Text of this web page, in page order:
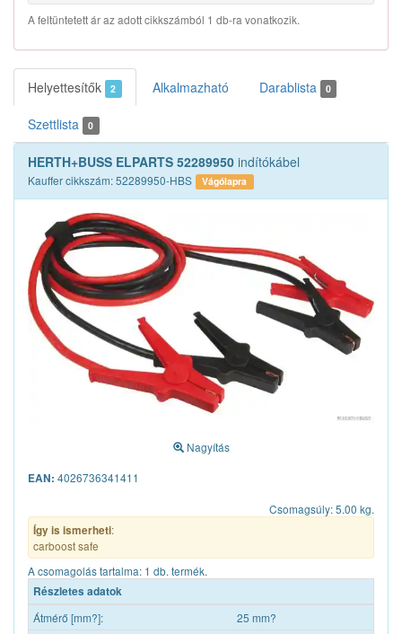
A feltüntetett ár az adott cikkszámból 1 db-ra vonatkozik.
Helyettesítők 2 Alkalmazható Darablista 0
Szettlista 0
HERTH+BUSS ELPARTS 52289950 indítókábel
Kauffer cikkszám: 52289950-HBS Vágólapra
Nagyítás
EAN: 4026736341411
Csomagsúly: 5.00 kg.
Így is ismerheti:
carboost safe
A csomagolás tartalma: 1 db. termék.
Részletes adatok
Átmérő [mm?]:
25 mm?